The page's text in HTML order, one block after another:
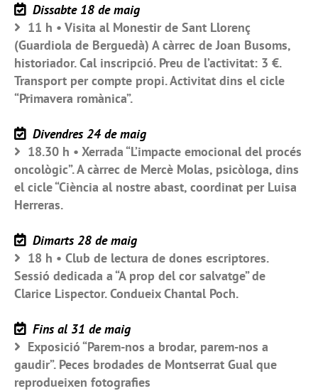
Dissabte 18 de maig
11 h • Visita al Monestir de Sant Llorenç
(Guardiola de Berguedà) A càrrec de Joan Busoms,
historiador. Cal inscripció. Preu de l’activitat: 3 €.
Transport per compte propi. Activitat dins el cicle
“Primavera romànica”.
Divendres 24 de maig
18.30 h • Xerrada “L’impacte emocional del procés
oncològic”. A càrrec de Mercè Molas, psicòloga, dins
el cicle “Ciència al nostre abast, coordinat per Luisa
Herreras.
Dimarts 28 de maig
18 h • Club de lectura de dones escriptores.
Sessió dedicada a “A prop del cor salvatge” de
Clarice Lispector. Condueix Chantal Poch.
Fins al 31 de maig
Exposició “Parem-nos a brodar, parem-nos a
gaudir”. Peces brodades de Montserrat Gual que
reprodueixen fotografies